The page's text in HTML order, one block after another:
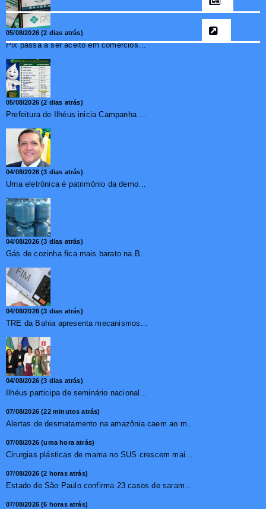
05/08/2026 (2 dias atrás)
Pix passa a ser aceito em comércios de oito países e amplia opções de pagamento para brasileiros no exterior
05/08/2026 (2 dias atrás)
Prefeitura de Ilhéus inicia Campanha de Multivacinação 2026
04/08/2026 (3 dias atrás)
Urna eletrônica é patrimônio da democracia, diz presidente do TSE
04/08/2026 (3 dias atrás)
Gás de cozinha fica mais barato na Bahia após redução de 7,1%
04/08/2026 (3 dias atrás)
TRE da Bahia apresenta mecanismos de segurança das urnas e nova ordem de votação para eleições
04/08/2026 (3 dias atrás)
Ilhéus participa de seminário nacional sobre turismo sustentável e captação de investimentos
07/08/2026 (22 minutos atrás)
Alertas de desmatamento na amazônia caem ao menor patamar ...
07/08/2026 (uma hora atrás)
Cirurgias plásticas de mama no SUS crescem mais de 50% em ...
07/08/2026 (2 horas atrás)
Estado de São Paulo confirma 23 casos de sarampo; 16 não ...
07/08/2026 (6 horas atrás)